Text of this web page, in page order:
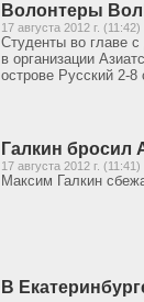
Волонтеры
17 августа 2012 г. (11:42)
Студенты во главе с
в организации
острове Русский 2-8
Галкин бросил
17 августа 2012 г. (11:41)
Максим Галкин
В